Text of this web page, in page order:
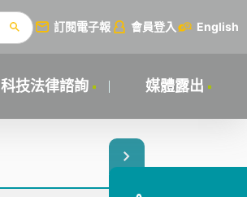
訂閱電子報 會員登入 English
科技法律諮詢 媒體露出